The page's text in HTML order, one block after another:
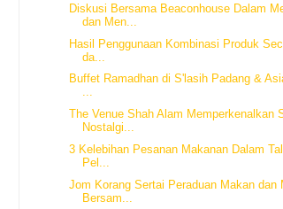
Diskusi Bersama Beaconhouse Dalam
dan Men...
Hasil Penggunaan Kombinasi Produk
da...
Buffet Ramadhan di S'lasih Padang &
...
The Venue Shah Alam Memperkenalkan
Nostalgi...
3 Kelebihan Pesanan Makanan Dalam
Pel...
Jom Korang Sertai Peraduan Makan dan
Bersam...